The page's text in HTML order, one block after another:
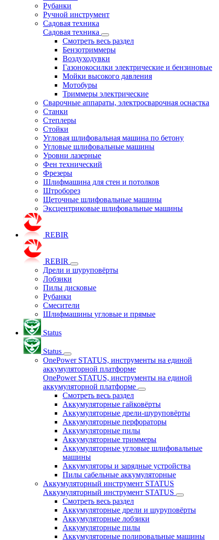
Рубанки
Ручной инструмент
Садовая техника
Садовая техника
Смотреть весь раздел
Бензотриммеры
Воздуходувки
Газонокосилки электрические и бензиновые
Мойки высокого давления
Мотобуры
Триммеры электрические
Сварочные аппараты, электросварочная оснастка
Станки
Степлеры
Стойки
Угловая шлифовальная машина по бетону
Угловые шлифовальные машины
Уровни лазерные
Фен технический
Фрезеры
Шлифмашина для стен и потолков
Штроборез
Щеточные шлифовальные машины
Эксцентриковые шлифовальные машины
REBIR
REBIR
Дрели и шуруповёрты
Лобзики
Пилы дисковые
Рубанки
Смесители
Шлифмашины угловые и прямые
Status
Status
OnePower STATUS, инструменты на единой
аккумуляторной платформе
OnePower STATUS, инструменты на единой
аккумуляторной платформе
Смотреть весь раздел
Аккумуляторные гайковёрты
Аккумуляторные дрели-шуруповёрты
Аккумуляторные перфораторы
Аккумуляторные пилы
Аккумуляторные триммеры
Аккумуляторные угловые шлифовальные
машины
Аккумуляторы и зарядные устройства
Пилы сабельные аккумуляторные
Аккумуляторный инструмент STATUS
Аккумуляторный инструмент STATUS
Смотреть весь раздел
Аккумуляторные дрели и шуруповёрты
Аккумуляторные лобзики
Аккумуляторные пилы
Аккумуляторные полировальные машины